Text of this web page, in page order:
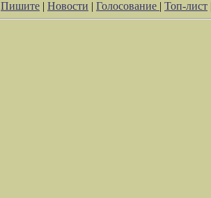
Пишите | Новости | Голосование | Топ-лист